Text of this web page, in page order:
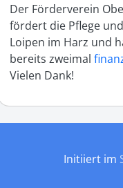
Der Förderverein
fördert die Pflege
Loipen im Harz und
bereits zweimal
Vielen Dank!
Initiiert im